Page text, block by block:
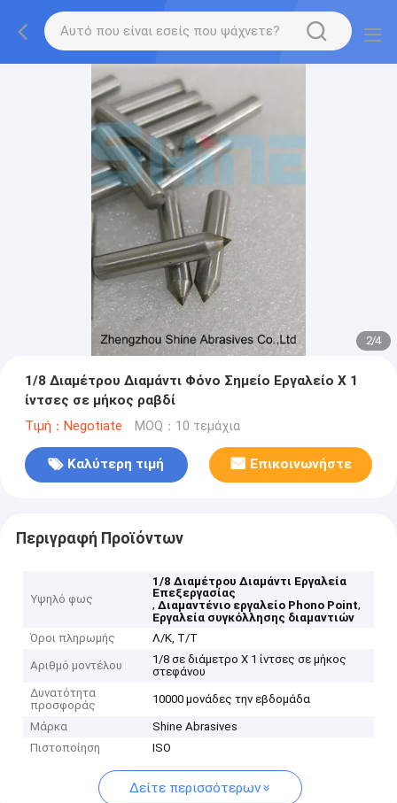
2/4
1/8 Διαμέτρου Διαμάντι Φόνο Σημείο Εργαλείο X 1
ίντσες σε μήκος ραβδί
Τιμή：Negotiate MOQ：10 τεμάχια
Καλύτερη τιμή Επικοινωνήστε
Περιγραφή Προϊόντων
Υψηλό φως
1/8 Διαμέτρου Διαμάντι Εργαλεία
Επεξεργασίας
,Διαμαντένιο εργαλείο Phono Point,
Εργαλεία συγκόλλησης διαμαντιών
Όροι πληρωμής
Λ/Κ, Τ/Τ
Αριθμό μοντέλου
1/8 σε διάμετρο X 1 ίντσες σε μήκος
στεφάνου
Δυνατότητα
προσφοράς
10000 μονάδες την εβδομάδα
Μάρκα
Shine Abrasives
Πιστοποίηση
ISO
Δείτε περισσότερων